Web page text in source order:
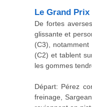
Le Grand Prix
De fortes
glissante et
(C3),
(C2) et tablent
les gommes
Départ: Pérez
freinage,